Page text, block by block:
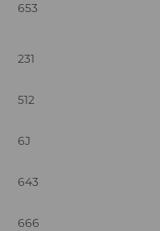
653
231
512
6J
643
666